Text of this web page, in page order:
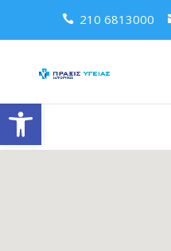
Ανοίξτε τη γραμμή εργαλείων
210 6813000